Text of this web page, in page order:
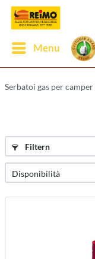
Menu
Serbatoi gas per
Filtern